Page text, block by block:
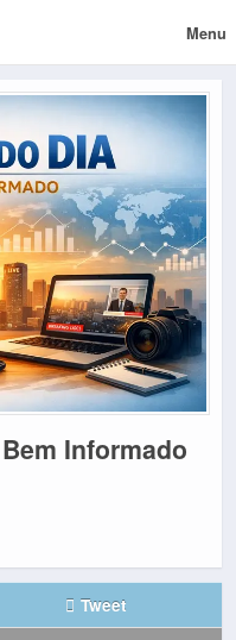
Menu
Informado
Tweet